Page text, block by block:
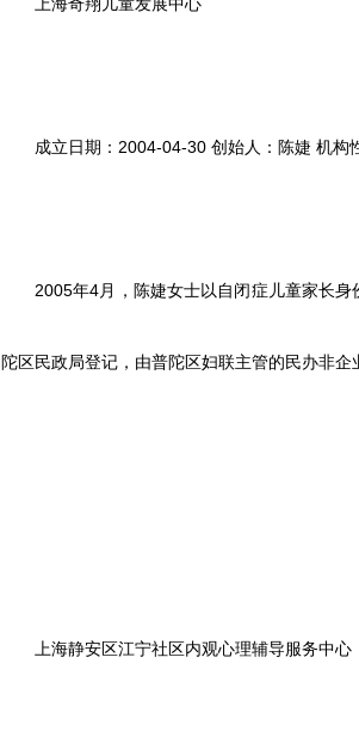
成立日期：2004-04-30 创始人：陈婕 机构
2005年4月，陈婕女士以自闭症儿童家长
陀区民政局登记，由普陀区妇联主管的民办非企
上海静安区江宁社区内观心理辅导服务中心